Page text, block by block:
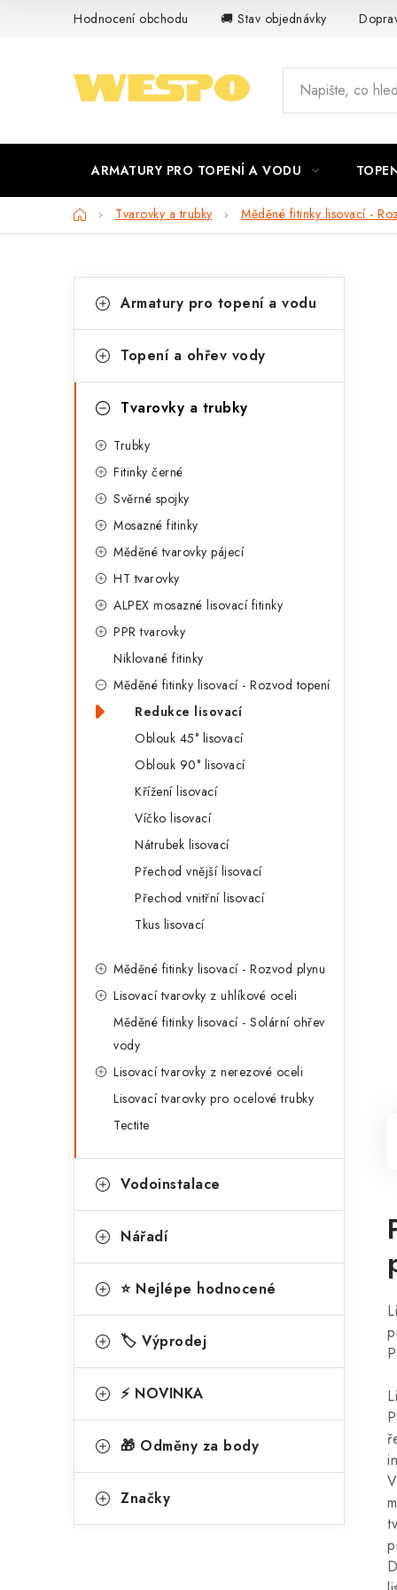
Hodnocení obchodu 🚚 Stav objednávky
ARMATURY PRO TOPENÍ A VODU
DomůTvarovky a trubky Měděné fitinky lisovací -
o
t
kategorie
a
e
Armatury pro topení a vodu
Topení a ohřev vody
Tvarovky a trubky
Trubky
Fitinky černé
Svěrné spojky
Mosazné fitinky
Měděné tvarovky pájecí
HT tvarovky
ALPEX mosazné lisovací fitinky
PPR tvarovky
Niklované fitinky
Měděné fitinky lisovací - Rozvod topení
Redukce lisovací
Oblouk 45° lisovací
Oblouk 90° lisovací
Křížení lisovací
Víčko lisovací
Nátrubek lisovací
Přechod vnější lisovací
Přechod vnitřní lisovací
Tkus lisovací
Měděné fitinky lisovací - Rozvod plynu
Lisovací tvarovky z uhlíkové oceli
Měděné fitinky lisovací - Solární ohřev
vody
Lisovací tvarovky z nerezové oceli
Lisovací tvarovky pro ocelové trubky
Tectite
Vodoinstalace
Nářadí
⭐ Nejlépe hodnocené
🏷️ Výprodej
⚡ NOVINKA
🎁 Odměny za body
Značky